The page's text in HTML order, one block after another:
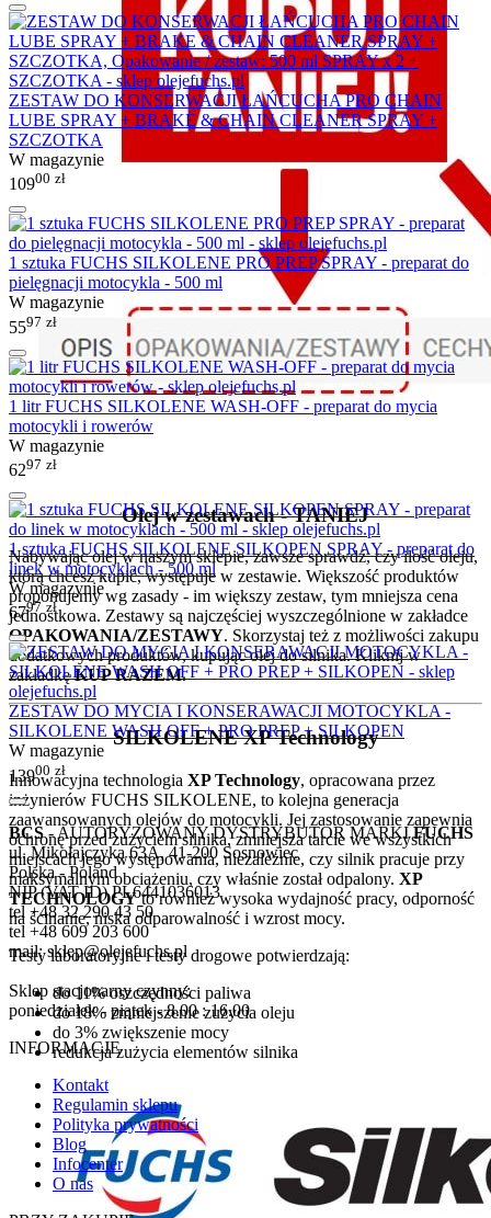
Olej w zestawach - TANIEJ
Nabywając olej w naszym sklepie, zawsze sprawdź, czy ilość oleju,
którą chcesz kupić, występuje w zestawie. Większość produktów
proponujemy wg zasady - im większy zestaw, tym mniejsza cena
jednostkowa. Zestawy są najczęściej wyszczególnione w zakładce
OPAKOWANIA/ZESTAWY. Skorzystaj też z możliwości zakupu
dodatkowych produktów, kupując olej do silnika. Kliknij w
zakładkęKUP RAZEM.
SILKOLENE XP Technology
Innowacyjna technologia XP Technology, opracowana przez
inżynierów FUCHS SILKOLENE, to kolejna generacja
zaawansowanych olejów do motocykli. Jej zastosowanie zapewnia
ochronę przed zużyciem silnika, zmniejsza tarcie we wszystkich
miejscach jego występowania, niezależnie, czy silnik pracuje przy
maksymalnym obciążeniu, czy właśnie został odpalony. XP
TECHNOLOGYto również wysoka wydajność pracy, odporność
na ścinanie, niska odparowalność i wzrost mocy.
Testy laboratoryjne i testy drogowe potwierdzają:
do 11% oszczędności paliwa
do 18% zmniejszenie zużycia oleju
do 3% zwiększenie mocy
redukcja zużycia elementów silnika
ZESTAW DO KONSERWACJI ŁAŃCUCHA PRO CHAIN
LUBE SPRAY + BRAKE & CHAIN CLEANER SPRAY +
SZCZOTKA
W magazynie
10900 zł
1 sztuka FUCHS SILKOLENE PRO PREP SPRAY - preparat do
pielęgnacji motocykla - 500 ml
W magazynie
5597 zł
1 litr FUCHS SILKOLENE WASH-OFF - preparat do mycia
motocykli i rowerów
W magazynie
6297 zł
1 sztuka FUCHS SILKOLENE SILKOPEN SPRAY - preparat do
linek w motocyklach - 500 ml
W magazynie
6797 zł
ZESTAW DO MYCIA I KONSERAWACJI MOTOCYKLA -
SILKOLENE WASH OFF + PRO PREP + SILKOPEN
W magazynie
13900 zł
BCS- AUTORYZOWANY DYSTRYBUTOR MARKIFUCHS
ul. Mikołajczyka 63A, 41-200 Sosnowiec
Polska - Poland
NIP (VAT ID) PL6441036013
tel +48 32 290 43 50
tel +48 609 203 600
mail: sklep@olejefuchs.pl
Sklep stacjonarny czynny:
poniedziałek - piątek - 8.00 : 16.00
INFORMACJE
Kontakt
Regulamin sklepu
Polityka prywatności
Blog
Infocenter
O nas